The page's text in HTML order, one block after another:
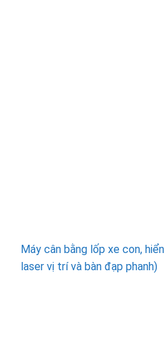
Máy cân bằng lốp xe con,
laser vị trí và bàn đạp phanh)